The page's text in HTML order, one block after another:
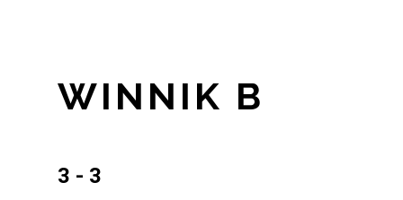
WINNIK B
3 - 3